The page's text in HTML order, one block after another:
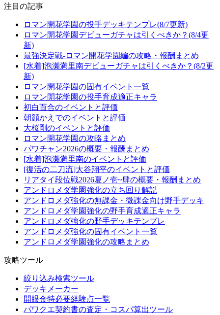
注目の記事
ロマン開花学園の投手デッキテンプレ(8/7更新)
ロマン開花学園デビューガチャは引くべきか？(8/4更
新)
最強決定戦-ロマン開花学園編の攻略・報酬まとめ
[水着]泡瀬満里南デビューガチャは引くべきか？(8/2更
新)
ロマン開花学園の固有イベント一覧
ロマン開花学園の投手育成適正キャラ
初白百合のイベントと評価
朝顔かえでのイベントと評価
大桜剛のイベントと評価
ロマン開花学園の攻略まとめ
パワチャン2026の概要・報酬まとめ
[水着]泡瀬満里南のイベントと評価
[復活の二刀流]大谷翔平のイベントと評価
リアタイ段位戦2026夏ノ壱~肆の概要・報酬まとめ
アンドロメダ学園強化の立ち回り解説
アンドロメダ強化の無課金・微課金向け野手デッキ
アンドロメダ学園強化の野手育成適正キャラ
アンドロメダ強化の野手デッキテンプレ
アンドロメダ強化の固有イベント一覧
アンドロメダ学園強化の攻略まとめ
攻略ツール
絞り込み検索ツール
デッキメーカー
開眼金特必要経験点一覧
パワクエ契約書の査定・コスパ算出ツール